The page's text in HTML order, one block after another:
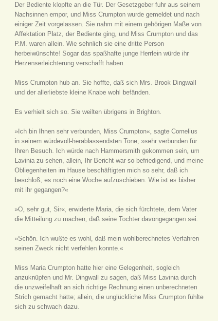
Der Bediente klopfte an die Tür. Der Gesetzgeber fuhr aus seinem
Nachsinnen empor, und Miss Crumpton wurde gemeldet und nach
einiger Zeit vorgelassen. Sie nahm mit einem gehörigen Maße von
Affektation Platz, der Bediente ging, und Miss Crumpton und das
P.M. waren allein. Wie sehnlich sie eine dritte Person
herbeiwünschte! Sogar das spaßhafte junge Herrlein würde ihr
Herzenserleichterung verschafft haben.
Miss Crumpton hub an. Sie hoffte, daß sich Mrs. Brook Dingwall
und der allerliebste kleine Knabe wohl befänden.
Es verhielt sich so. Sie weilten übrigens in Brighton.
»Ich bin Ihnen sehr verbunden, Miss Crumpton«, sagte Cornelius
in seinem würdevoll-herablassendsten Tone; »sehr verbunden für
Ihren Besuch. Ich würde nach Hammersmith gekommen sein, um
Lavinia zu sehen, allein, Ihr Bericht war so befriedigend, und meine
Obliegenheiten im Hause beschäftigten mich so sehr, daß ich
beschloß, es noch eine Woche aufzuschieben. Wie ist es bisher
mit ihr gegangen?«
»O, sehr gut, Sir«, erwiderte Maria, die sich fürchtete, dem Vater
die Mitteilung zu machen, daß seine Tochter davongegangen sei.
»Schön. Ich wußte es wohl, daß mein wohlberechnetes Verfahren
seinen Zweck nicht verfehlen konnte.«
Miss Maria Crumpton hatte hier eine Gelegenheit, sogleich
anzuknüpfen und Mr. Dingwall zu sagen, daß Miss Lavinia durch
die unzweifelhaft an sich richtige Rechnung einen unberechneten
Strich gemacht hätte; allein, die unglückliche Miss Crumpton fühlte
sich zu schwach dazu.